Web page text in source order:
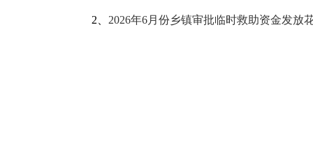
2、 2026年6月份乡镇审批临时救助资金发放